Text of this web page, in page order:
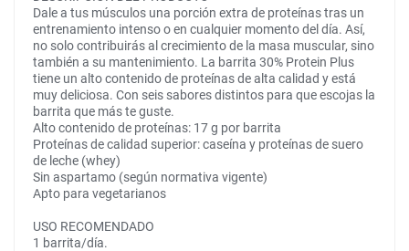
Dale a tus músculos una porción extra de proteínas tras un
entrenamiento intenso o en cualquier momento del día. Así,
no solo contribuirás al crecimiento de la masa muscular, sino
también a su mantenimiento. La barrita 30% Protein Plus
tiene un alto contenido de proteínas de alta calidad y está
muy deliciosa. Con seis sabores distintos para que escojas la
barrita que más te guste.
Alto contenido de proteínas: 17 g por barrita
Proteínas de calidad superior: caseína y proteínas de suero
de leche (whey)
Sin aspartamo (según normativa vigente)
Apto para vegetarianos
USO RECOMENDADO
1 barrita/día.